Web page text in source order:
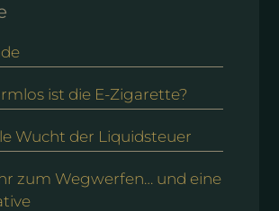
ist die E-Zigarette?
Wucht der Liquidsteuer
zum Wegwerfen… und eine